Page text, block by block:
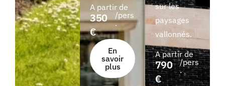
A partir de
350
€
/pers
.
En
savoir
plus
sur les
paysages
vallonnés.
A partir de
790
€
/pers
.